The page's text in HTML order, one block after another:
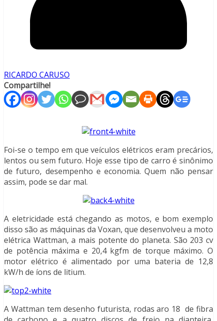
RICARDO CARUSO
Compartilhe!
Foi-se o tempo em que veículos elétricos eram precários,
lentos ou sem futuro. Hoje esse tipo de carro é sinônimo
de futuro, desempenho e economia. Quem não pensar
assim, pode se dar mal.
A eletricidade está chegando as motos, e bom exemplo
disso são as máquinas da Voxan, que desenvolveu a moto
elétrica Wattman, a mais potente do planeta. São 203 cv
de potência máxima e 20,4 kgfm de torque máximo. O
motor elétrico é alimentado por uma bateria de 12,8
kW/h de íons de litium.
A Wattman tem desenho futurista, rodas aro 18 de fibra